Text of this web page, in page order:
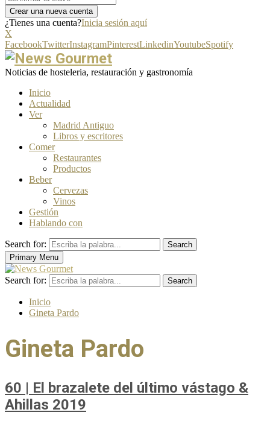
¿Tienes una cuenta?Inicia sesión aquí
X
FacebookTwitterInstagramPinterestLinkedinYoutubeSpotify
Noticias de hosteleria, restauración y gastronomía
Inicio
Actualidad
Ver
Madrid Antiguo
Libros y escritores
Comer
Restaurantes
Productos
Beber
Cervezas
Vinos
Gestión
Hablando con
Search for:
Search
Primary Menu
Search for: Search
Inicio
Gineta Pardo
Gineta Pardo
60 | El brazalete del último vástago &
Ahillas 2019